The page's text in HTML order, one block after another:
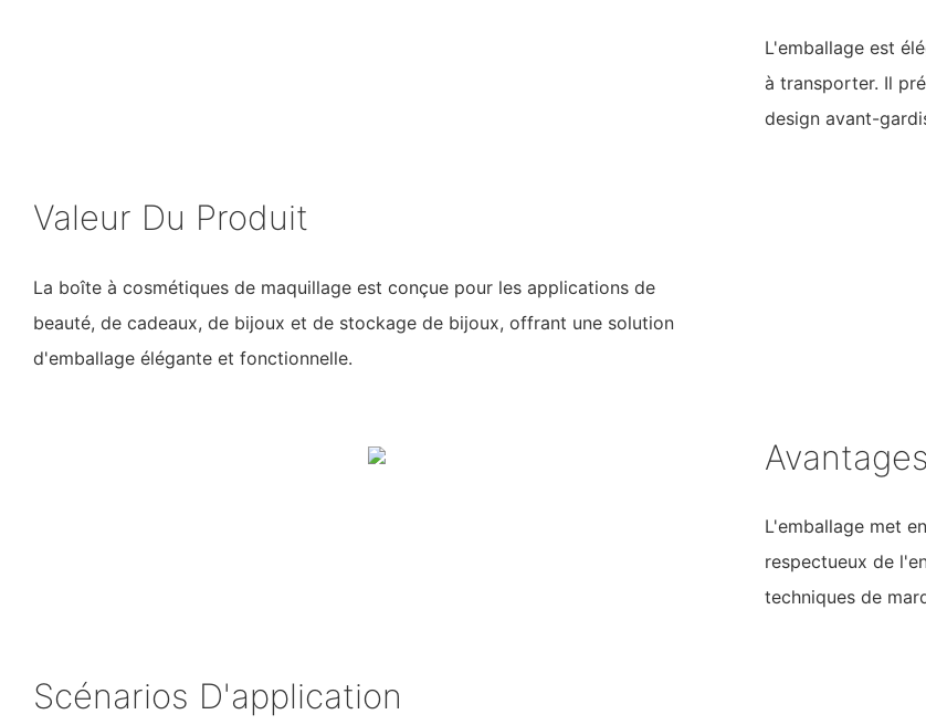
L'emballage est
à transporter. Il
design avant-
Valeur Du Produit
La boîte à cosmétiques de maquillage est conçue pour les applications de
beauté, de cadeaux, de bijoux et de stockage de bijoux, offrant une solution
d'emballage élégante et fonctionnelle.
L'emballage met
respectueux de
techniques de
Scénarios D'application